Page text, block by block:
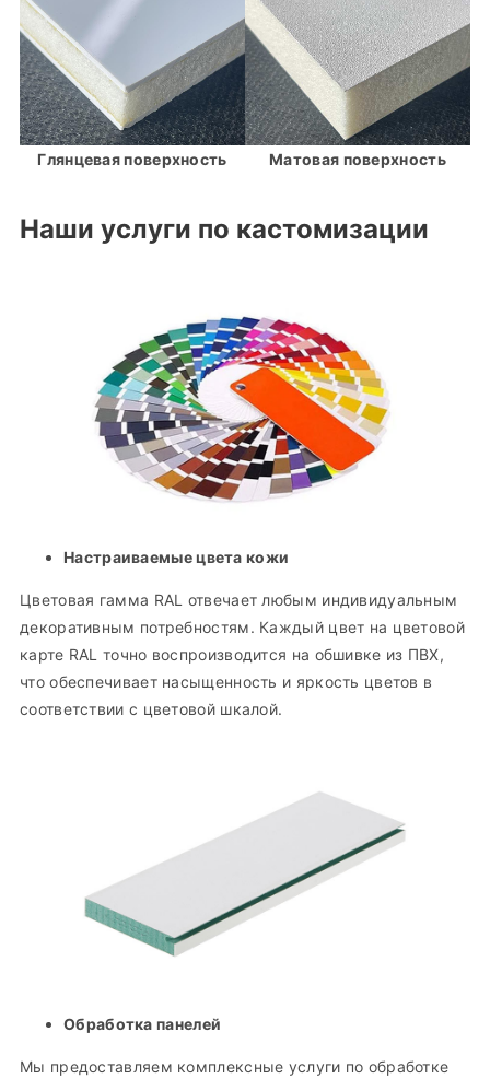
Глянцевая поверхность Матовая поверхность
Наши услуги по кастомизации
Настраиваемые цвета кожи
Цветовая гамма RAL отвечает любым индивидуальным
декоративным потребностям. Каждый цвет на цветовой
карте RAL точно воспроизводится на обшивке из ПВХ,
что обеспечивает насыщенность и яркость цветов в
соответствии с цветовой шкалой.
Обработка панелей
Мы предоставляем комплексные услуги по обработке